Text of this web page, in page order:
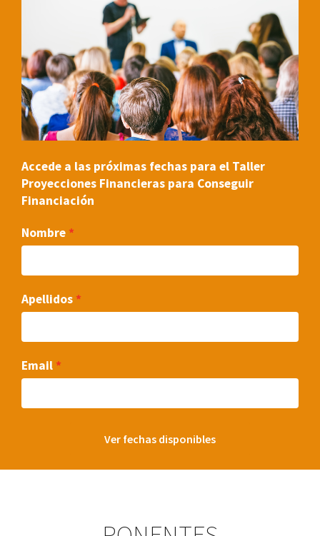
Accede a las próximas fechas para el Taller
Proyecciones Financieras para Conseguir
Financiación
Nombre
Apellidos
Email
Ver fechas disponibles